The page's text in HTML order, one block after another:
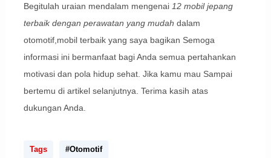
Begitulah uraian mendalam mengenai 12 mobil jepang
terbaik dengan perawatan yang mudah dalam
otomotif,mobil terbaik yang saya bagikan Semoga
informasi ini bermanfaat bagi Anda semua pertahankan
motivasi dan pola hidup sehat. Jika kamu mau Sampai
bertemu di artikel selanjutnya. Terima kasih atas
dukungan Anda.
Tags #Otomotif